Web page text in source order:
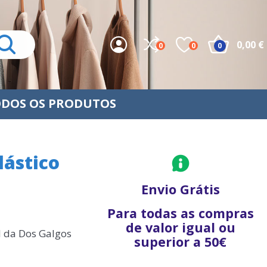
0 0 0,00 €
0
OS PRODUTOS
Dos Galgos
Envio Grátis
Para todas as compras
de valor igual ou
superior a 50€